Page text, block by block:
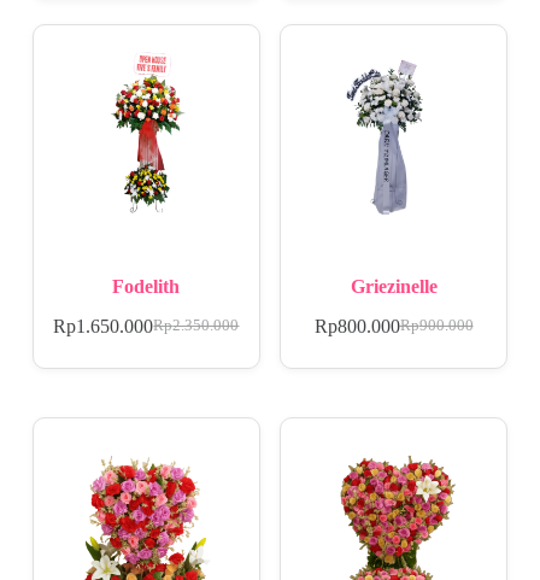
Fodelith
Rp2.350.000
Rp1.650.000
Griezinelle
Rp900.000
Rp800.000